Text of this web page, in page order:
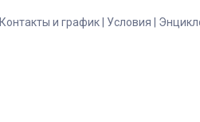
Контакты и график | Условия |